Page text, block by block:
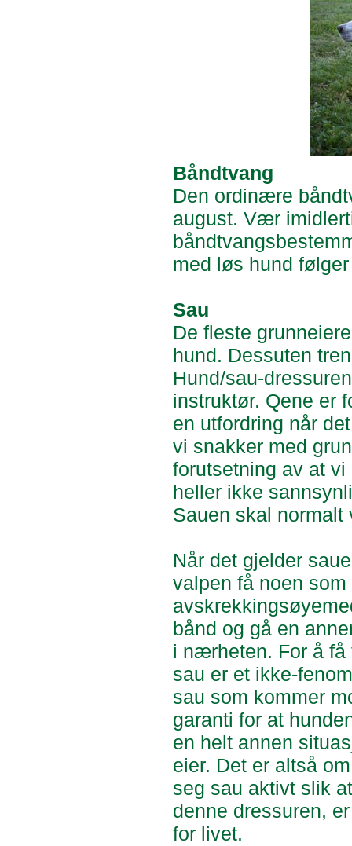
Båndtvang
Den ordinære
august. Vær
med løs hund
Sau
De fleste
hund. Dessuten
Hund/sau-
instruktør. Qene er
en utfordring når
vi snakker med
forutsetning av at
heller ikke
Sauen skal
Når det gjelder
valpen få noen
bånd og gå en
i nærheten. For å få
sau er et ikke-
sau som kommer
garanti for at
en helt annen
eier. Det er altså
seg sau aktivt slik
denne dressuren,
for livet.